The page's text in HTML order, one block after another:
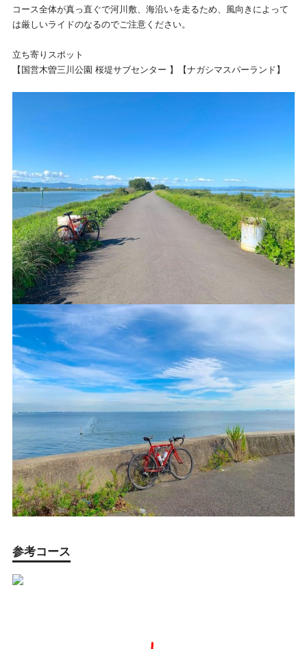
コース全体が真っ直ぐで河川敷、海沿いを走るため、風向きによって
は厳しいライドのなるのでご注意ください。
立ち寄りスポット
【国営木曽三川公園 桜堤サブセンター 】【ナガシマスパーランド】
参考コース